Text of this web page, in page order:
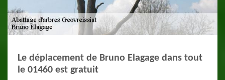
Le déplacement de Bruno Elagage dans tout
le 01460 est gratuit